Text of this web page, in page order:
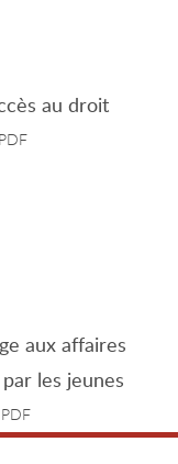
au droit
aux affaires
les jeunes